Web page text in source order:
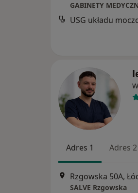
GABINETY
USG układu
Adres 1 Adres 2
Rzgowska 50A,
SALVE Rzgowska